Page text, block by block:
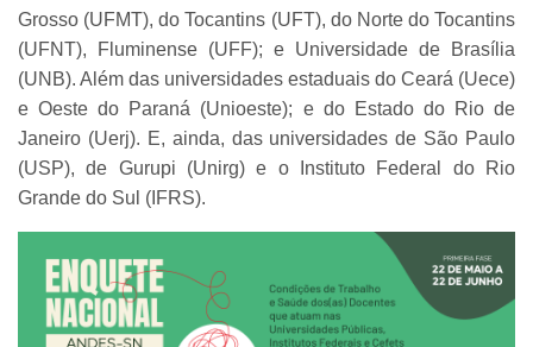
Grosso (UFMT), do Tocantins (UFT), do Norte do Tocantins
(UFNT), Fluminense (UFF); e Universidade de Brasília
(UNB). Além das universidades estaduais do Ceará (Uece)
e Oeste do Paraná (Unioeste); e do Estado do Rio de
Janeiro (Uerj). E, ainda, das universidades de São Paulo
(USP), de Gurupi (Unirg) e o Instituto Federal do Rio
Grande do Sul (IFRS).